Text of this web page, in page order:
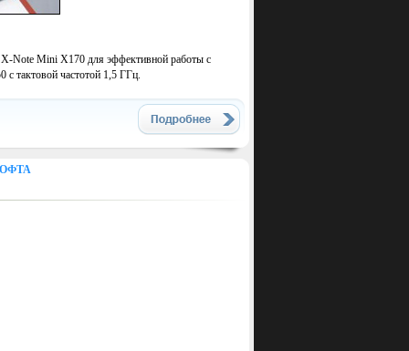
Note Mini X170 для эффективной работы с
с тактовой частотой 1,5 ГГц.